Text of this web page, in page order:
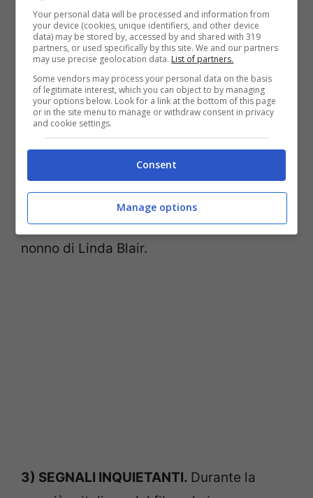
suscitò clamore. Più inquietanti furono le
dipartite di un guardiano notturno del set,
il figlio appena nato di uno dei tecnici,
l’addetto alla refrigerazione del set nonché
quella diJack MacGowanche seguì la fine
del suo personaggio (Burke Denning muore
precipitando da una scala), stroncato dalle
conseguenze di un’epidemia influenzale.
Altre due morti ricollegabili sono poi quella
del fratello di Max Von Sydow e quella del
nonno di Linda Blair.
3) SEGNALI INQUIETANTI. Durante la
Your personal data will be processed and information from
your device (cookies, unique identifiers, and other device
data) may be stored by, accessed by and shared with 319
partners, or used specifically by this site. We and our partners
may use precise geolocation data. List of partners.
Some vendors may process your personal data on the basis
of legitimate interest, which you can object to by managing
your options below. Look for a link at the bottom of this page
or in the site menu to manage or withdraw consent in privacy
and cookie settings.
Consent
Manage options